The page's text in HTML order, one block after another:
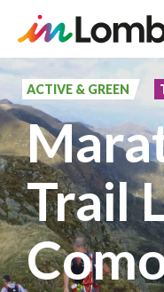
Salta
contenuto
principale
ACTIVE & GREEN
Trail